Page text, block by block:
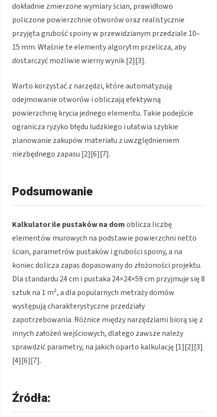
dokładnie zmierzone wymiary ścian, prawidłowo
policzone powierzchnie otworów oraz realistycznie
przyjęta grubość spoiny w przewidzianym przedziale 10–
15 mm. Właśnie te elementy algorytm przelicza, aby
dostarczyć możliwie wierny wynik [2][3].
Warto korzystać z narzędzi, które automatyzują
odejmowanie otworów i obliczają efektywną
powierzchnię krycia jednego elementu. Takie podejście
ogranicza ryzyko błędu ludzkiego i ułatwia szybkie
planowanie zakupów materiału z uwzględnieniem
niezbędnego zapasu [2][6][7].
Podsumowanie
Kalkulator ile pustaków na domoblicza liczbę
elementów murowych na podstawie powierzchni netto
ścian, parametrów pustaków i grubości spoiny, a na
koniec dolicza zapas dopasowany do złożoności projektu.
Dla standardu 24 cm i pustaka 24×24×59 cm przyjmuje się 8
sztuk na 1 m², a dla popularnych metraży domów
występują charakterystyczne przedziały
zapotrzebowania. Różnice między narzędziami biorą się z
innych założeń wejściowych, dlatego zawsze należy
sprawdzić parametry, na jakich oparto kalkulację [1][2][3]
[4][6][7].
Źródła: